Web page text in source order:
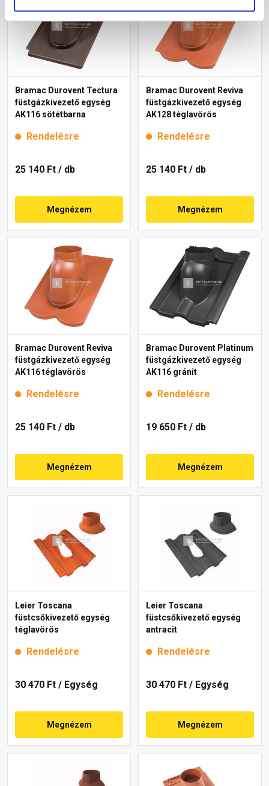
Bramac Durovent Tectura
füstgázkivezető egység
AK116 sötétbarna
Rendelésre
25 140 Ft / db
Megnézem
Bramac Durovent Reviva
füstgázkivezető egység
AK128 téglavörös
Rendelésre
25 140 Ft / db
Megnézem
Bramac Durovent Reviva
füstgázkivezető egység
AK116 téglavörös
Rendelésre
25 140 Ft / db
Megnézem
Bramac Durovent Platinum
füstgázkivezető egység
AK116 gránit
Rendelésre
19 650 Ft / db
Megnézem
Leier Toscana
füstcsőkivezető egység
téglavörös
Rendelésre
30 470 Ft / Egység
Megnézem
Leier Toscana
füstcsőkivezető egység
antracit
Rendelésre
30 470 Ft / Egység
Megnézem